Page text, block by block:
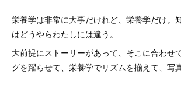
栄養学は非常に大事だけれど、栄養学だけ。
はどうやらわたしには違う。
大前提にストーリーがあって、そこに合わせ
グを躍らせて、栄養学でリズムを揃えて、写